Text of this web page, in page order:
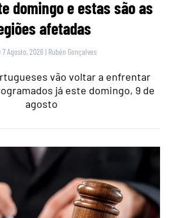
domingo e estas são as
afetadas
7 Agosto, 2026 | Rubén Gonçalves
vão voltar a enfrentar
já este domingo, 9 de
agosto